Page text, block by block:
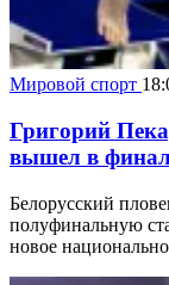
Мировой спорт
Григорий
вышел в
Белорусский
полуфинальную
новое